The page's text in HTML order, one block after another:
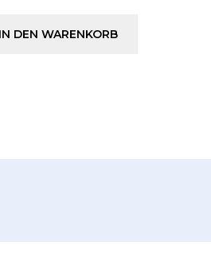
DEN WARENKORB